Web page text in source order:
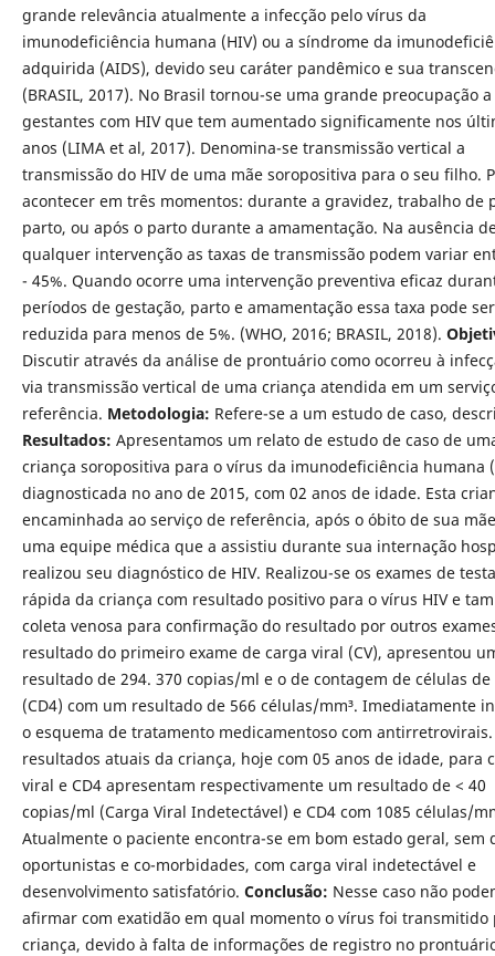
grande relevância atualmente a infecção pelo vírus da
imunodeficiência humana (HIV) ou a síndrome da
adquirida (AIDS), devido seu caráter pandêmico e sua
(BRASIL, 2017). No Brasil tornou-se uma grande preocupação
gestantes com HIV que tem aumentado significamente nos
anos (LIMA et al, 2017). Denomina-se transmissão vertical a
transmissão do HIV de uma mãe soropositiva para o seu filho.
acontecer em três momentos: durante a gravidez, trabalho de
parto, ou após o parto durante a amamentação. Na ausência
qualquer intervenção as taxas de transmissão podem variar
- 45%. Quando ocorre uma intervenção preventiva eficaz
períodos de gestação, parto e amamentação essa taxa pode ser
reduzida para menos de 5%. (WHO, 2016; BRASIL, 2018).
Discutir através da análise de prontuário como ocorreu à
via transmissão vertical de uma criança atendida em um
referência. Metodologia: Refere-se a um estudo de caso,
Resultados: Apresentamos um relato de estudo de caso de
criança soropositiva para o vírus da imunodeficiência humana
diagnosticada no ano de 2015, com 02 anos de idade. Esta
encaminhada ao serviço de referência, após o óbito de sua
uma equipe médica que a assistiu durante sua internação
realizou seu diagnóstico de HIV. Realizou-se os exames de
rápida da criança com resultado positivo para o vírus HIV e
coleta venosa para confirmação do resultado por outros
resultado do primeiro exame de carga viral (CV), apresentou
resultado de 294. 370 copias/ml e o de contagem de células de
(CD4) com um resultado de 566 células/mm³. Imediatamente
o esquema de tratamento medicamentoso com antirretrovirais.
resultados atuais da criança, hoje com 05 anos de idade, para
viral e CD4 apresentam respectivamente um resultado de < 40
copias/ml (Carga Viral Indetectável) e CD4 com 1085 células/
Atualmente o paciente encontra-se em bom estado geral, sem
oportunistas e co-morbidades, com carga viral indetectável e
desenvolvimento satisfatório. Conclusão: Nesse caso não
afirmar com exatidão em qual momento o vírus foi transmitido
criança, devido à falta de informações de registro no